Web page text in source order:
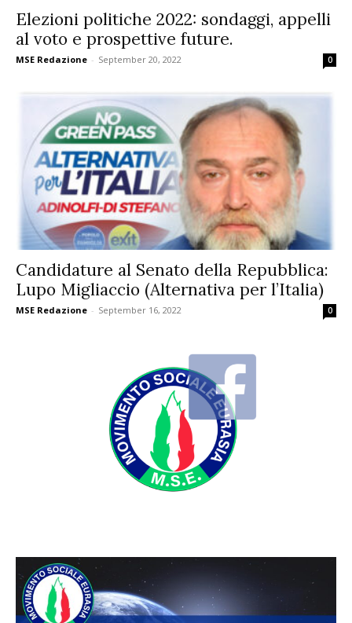
Elezioni politiche 2022: sondaggi, appelli
al voto e prospettive future.
MSE Redazione - September 20, 2022 0
Candidature al Senato della Repubblica:
Lupo Migliaccio (Alternativa per l’Italia)
MSE Redazione - September 16, 2022 0